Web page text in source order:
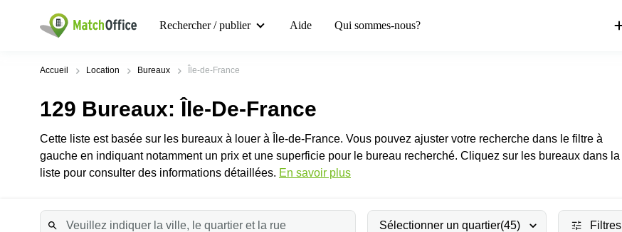
Rechercher / publier Aide Qui sommes-nous?
Accueil Location Bureaux Île-de-France
129 Bureaux: Île-De-France
Cette liste est basée sur les bureaux à louer à Île-de-France. Vous pouvez ajuster votre recherche dans le filtre à
gauche en indiquant notamment un prix et une superficie pour le bureau recherché. Cliquez sur les bureaux dans la
liste pour consulter des informations détaillées. En savoir plus
Sélectionner un quartier(45) Filtres